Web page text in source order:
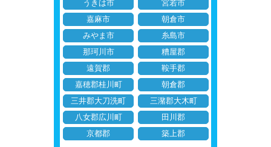
うきは市
宮若市
嘉麻市
朝倉市
みやま市
糸島市
那珂川市
糟屋郡
遠賀郡
鞍手郡
嘉穂郡桂川町
朝倉郡
三井郡大刀洗町
三潴郡大木町
八女郡広川町
田川郡
京都郡
築上郡